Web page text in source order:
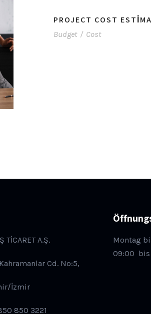
PROJECT COST
Budget / Cost
TİCARET A.Ş.
Cd. No:5,
İzmir
850 3221
Montag
09:00 bis